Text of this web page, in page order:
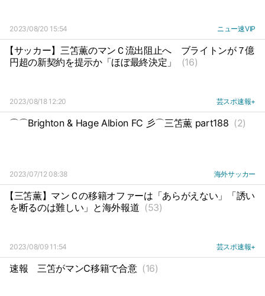
2023/08/20 15:54 ニュー速VIP
【サッカー】三笘薫のマンＣ流出阻止へ
ブライトンが７億
円超の新契約を提示か「ほぼ最終決定」
(16)
2023/08/18 12:20 芸スポ速報+
⌒⌒Brighton & Hage Albion FC 彡⌒三笘薫 part188 (2)
2023/07/12 08:38 海外サッカー
【三笘薫】マンＣの移籍オファーは「あらがえない」「誘い
を断るのは難しい」と海外報道 (53)
2023/08/09 11:54 芸スポ速報+
速報 三笘がマンC移籍で合意 (16)